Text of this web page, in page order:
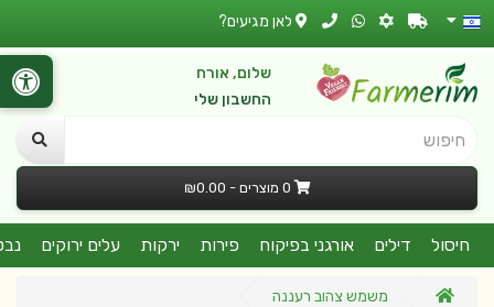
לאן מגיעים?
שלום, אורח
החשבון שלי
חיפוש
0 מוצרים - ₪0.00
חיסול דילים אורגני בפיקוח פירות ירקות עלים ירוקים
משמש צהוב רעננה